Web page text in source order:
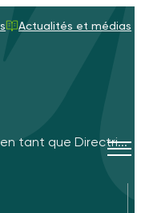
Actualités et médias
tant que Directri...